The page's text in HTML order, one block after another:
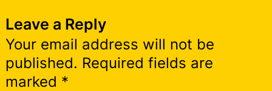
Leave a Reply
Your email address will not be
published. Required fields are
marked *